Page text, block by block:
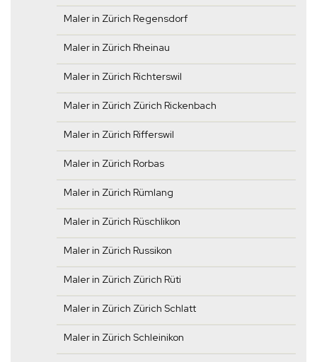
Maler in Zürich Regensdorf
Maler in Zürich Rheinau
Maler in Zürich Richterswil
Maler in Zürich Zürich Rickenbach
Maler in Zürich Rifferswil
Maler in Zürich Rorbas
Maler in Zürich Rümlang
Maler in Zürich Rüschlikon
Maler in Zürich Russikon
Maler in Zürich Zürich Rüti
Maler in Zürich Zürich Schlatt
Maler in Zürich Schleinikon